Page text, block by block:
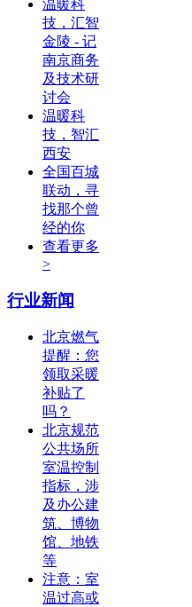
温暖科
技，汇智
金陵 - 记
南京商务
及技术研
讨会
温暖科
技，智汇
西安
全国百城
联动，寻
找那个曾
经的你
查看更多
>
行业新闻
北京燃气
提醒：您
领取采暖
补贴了
吗？
北京规范
公共场所
室温控制
指标，涉
及办公建
筑、博物
馆、地铁
等
注意：室
温过高或